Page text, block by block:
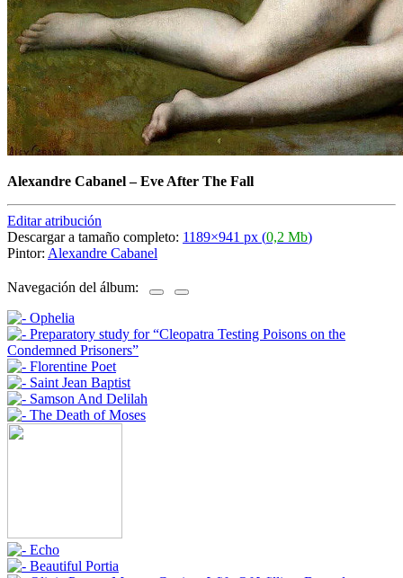
Alexandre Cabanel–Eve After The Fall
Editar atribución
Descargar a tamaño completo: 1189×941 px (0,2 Mb)
Pintor: Alexandre Cabanel
Navegación del álbum: